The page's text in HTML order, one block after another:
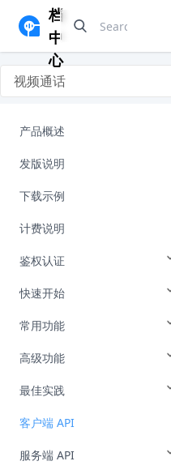
档
中
心
视频通话
产品概述
发版说明
下载示例
计费说明
鉴权认证
快速开始
常用功能
高级功能
最佳实践
客户端 API
服务端 API